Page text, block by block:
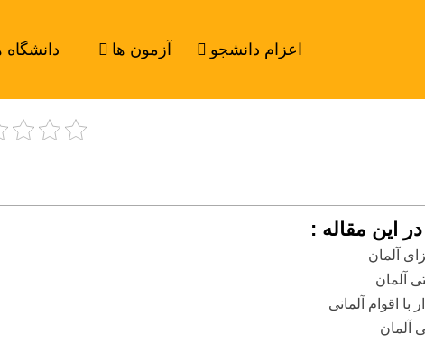
اعزام دانشجو آزمون ها دانشگاه
این مقاله :
آلمان